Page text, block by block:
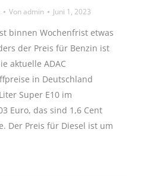
Vonadmin Juni 1, 2023
binnen Wochenfrist etwas
der Preis für Benzin ist
aktuelle ADAC
in Deutschland
Super E10 im
Euro, das sind 1,6 Cent
Der Preis für Diesel ist um